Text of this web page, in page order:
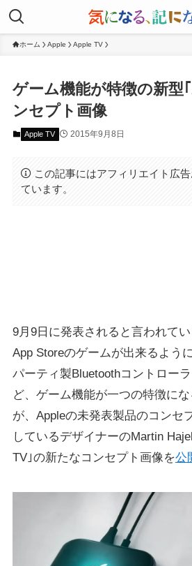
ホーム Apple Apple TV
ゲーム機能が特徴の新型
ンセプト画像
Apple TV 2015年9月8日
この記事にはアフィリエイト広
ています。
9月9日に発表されると言われて
App Storeのゲームが出来るよう
パーティ製Bluetoothコントロー
ど、ゲーム機能が一つの特徴に
が、Appleの未発表製品のコンセ
しているデザイナーのMartin
TV｣の新たなコンセプト画像を公